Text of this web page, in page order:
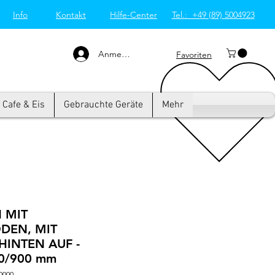
Info Kontakt Hilfe-Center Tel.: +49 (89) 5004923
von Westend-Elektro
Anmelden Favoriten
Cafe & Eis Gebrauchte Geräte Mehr
MIT
MIT
AUF -
900 mm